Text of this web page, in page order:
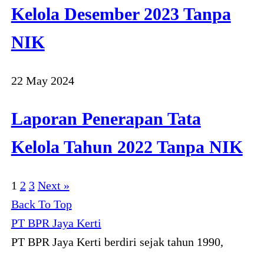
Kelola Desember 2023 Tanpa
NIK
22 May 2024
Laporan Penerapan Tata
Kelola Tahun 2022 Tanpa NIK
1 2 3 Next »
Back To Top
PT BPR Jaya Kerti
PT BPR Jaya Kerti berdiri sejak tahun 1990,